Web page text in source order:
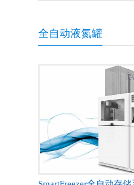
全自动液氮罐